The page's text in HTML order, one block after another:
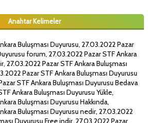
Anahtar Kelimeler
Buluşması Duyurusu, 27.03.2022 Pazar
forum, 27.03.2022 Pazar STF Ankara
27.03.2022 Pazar STF Ankara Buluşması
Pazar STF Ankara Buluşması Duyurusu
STF Ankara Buluşması Duyurusu Bedava
Ankara Buluşması Duyurusu Yükle,
Buluşması Duyurusu Hakkında,
Buluşması Duyurusu nedir, 27.03.2022
Duyurusu Free indir, 27.03.2022 Pazar